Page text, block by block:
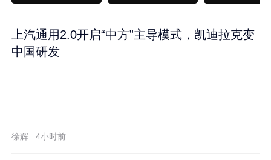
上汽通用2.0开启“中方”主导模式，凯迪拉克变
中国研发
徐辉 4小时前